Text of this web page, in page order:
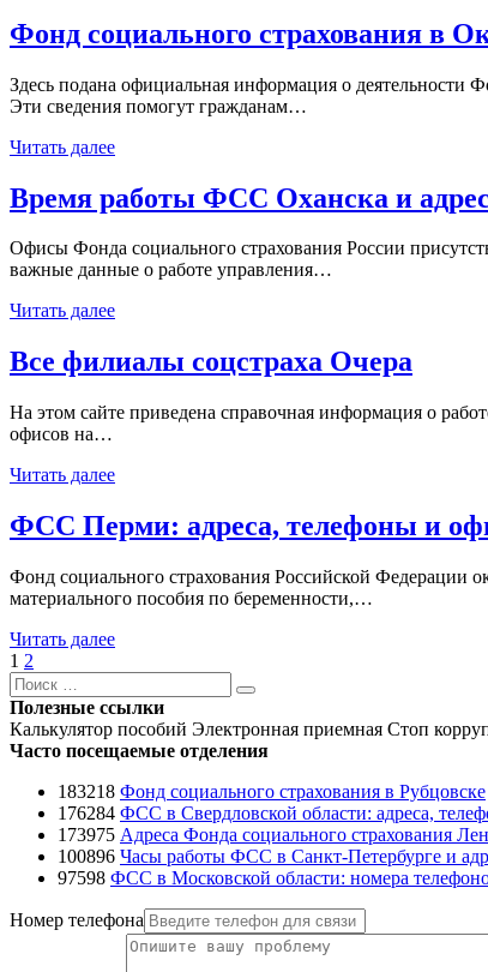
Фонд социального страхования в
Здесь подана официальная информация о деятельности
Эти сведения помогут гражданам…
Читать далее
Время работы ФСС Оханска и
Офисы Фонда социального страхования России
важные данные о работе управления…
Читать далее
Все филиалы соцстраха Очера
На этом сайте приведена справочная информация о
офисов на…
Читать далее
ФСС Перми: адреса, телефоны и
Фонд социального страхования Российской Федерации
материального пособия по беременности,…
Читать далее
Навигация
по
записям
Страница
1 Страница
2
страница
Поиск
Поиск
Полезные ссылки
Калькулятор пособий Электронная приемная Стоп
Часто посещаемые отделения
183218 Фонд социального страхования в Рубцовске
176284 ФСС в Свердловской области: адреса,
173975 Адреса Фонда социального страхования
100896 Часы работы ФСС в Санкт-Петербурге и
97598 ФСС в Московской области: номера
Номер телефона